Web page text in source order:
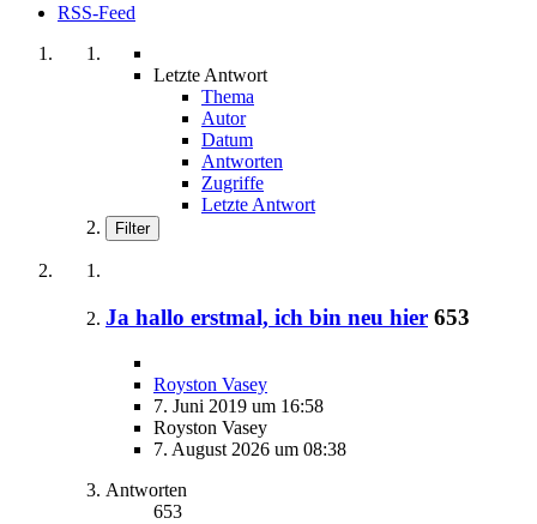
RSS-Feed
Letzte Antwort
Thema
Autor
Datum
Antworten
Zugriffe
Letzte Antwort
Filter
Ja hallo erstmal, ich bin neu hier 653
Royston Vasey
7. Juni 2019 um 16:58
Royston Vasey
7. August 2026 um 08:38
Antworten
653